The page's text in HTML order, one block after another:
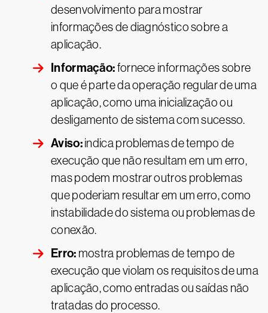
desenvolvimento para mostrar
informações de diagnóstico sobre a
aplicação.
Informação:fornece informações sobre
o que é parte da operação regular de uma
aplicação, como uma inicialização ou
desligamento de sistema com sucesso.
Aviso:indica problemas de tempo de
execução que não resultam em um erro,
mas podem mostrar outros problemas
que poderiam resultar em um erro, como
instabilidade do sistema ou problemas de
conexão.
Erro: mostra problemas de tempo de
execução que violam os requisitos de uma
aplicação, como entradas ou saídas não
tratadas do processo.